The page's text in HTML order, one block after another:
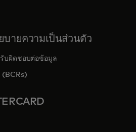
in a new tab
ายความเป็นส่วนตัว
บผิดชอบต่อข้อมูล
(BCRs)
tab